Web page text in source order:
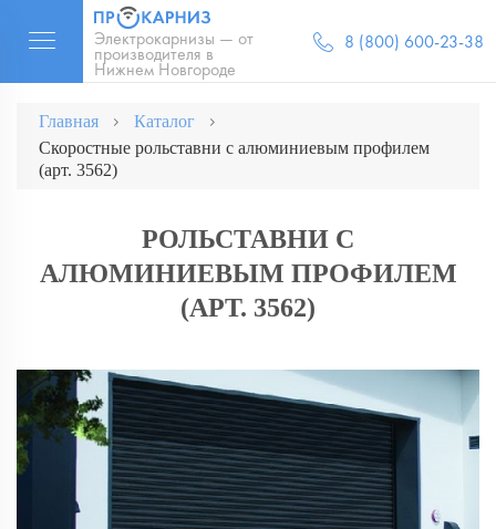
Электрокарнизы — от
производителя в
Нижнем Новгороде
8 (800) 600-23-38
Главная
Каталог
Скоростные рольставни с алюминиевым профилем
(арт. 3562)
РОЛЬСТАВНИ С
АЛЮМИНИЕВЫМ ПРОФИЛЕМ
(АРТ. 3562)